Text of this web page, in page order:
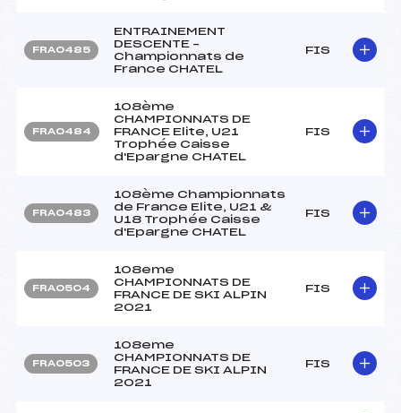
FRA0485
ENTRAINEMENT
DESCENTE –
Championnats de
France CHATEL
FIS
FRA0484
108ème
CHAMPIONNATS DE
FRANCE Elite, U21
Trophée Caisse
d'Epargne CHATEL
FIS
FRA0483
108ème Championnats
de France Elite, U21 &
U18 Trophée Caisse
d'Epargne CHATEL
FIS
FRA0504
108eme
CHAMPIONNATS DE
FRANCE DE SKI ALPIN
2021
FIS
FRA0503
108eme
CHAMPIONNATS DE
FRANCE DE SKI ALPIN
2021
FIS